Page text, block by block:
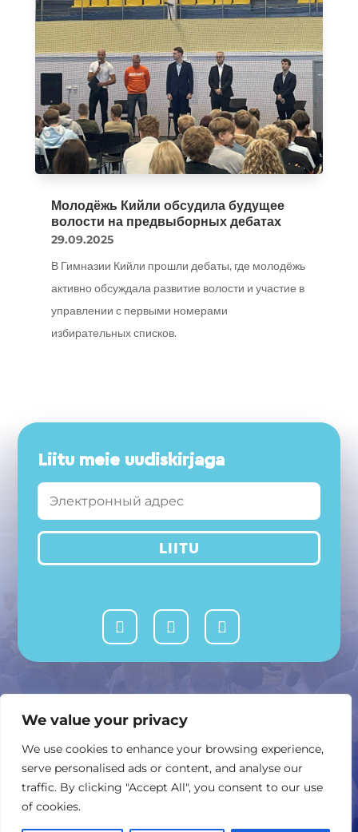
We value your privacy
We use cookies to enhance your browsing experience,
serve personalised ads or content, and analyse our
traffic. By clicking "Accept All", you consent to our use
of cookies.
Молодёжь Кийли обсудила будущее
волости на предвыборных дебатах
29.09.2025
В Гимназии Кийли прошли дебаты, где молодёжь
активно обсуждала развитие волости и участие в
управлении с первыми номерами
избирательных списков.
Liitu meie uudiskirjaga
LIITU
MTÜ Avatud Vabariik
Ahtri 8, 10151 Tallinn